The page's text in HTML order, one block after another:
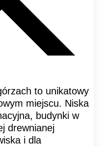
to unikatowy
miejscu. Niska
budynki w
drewnianej
i dla